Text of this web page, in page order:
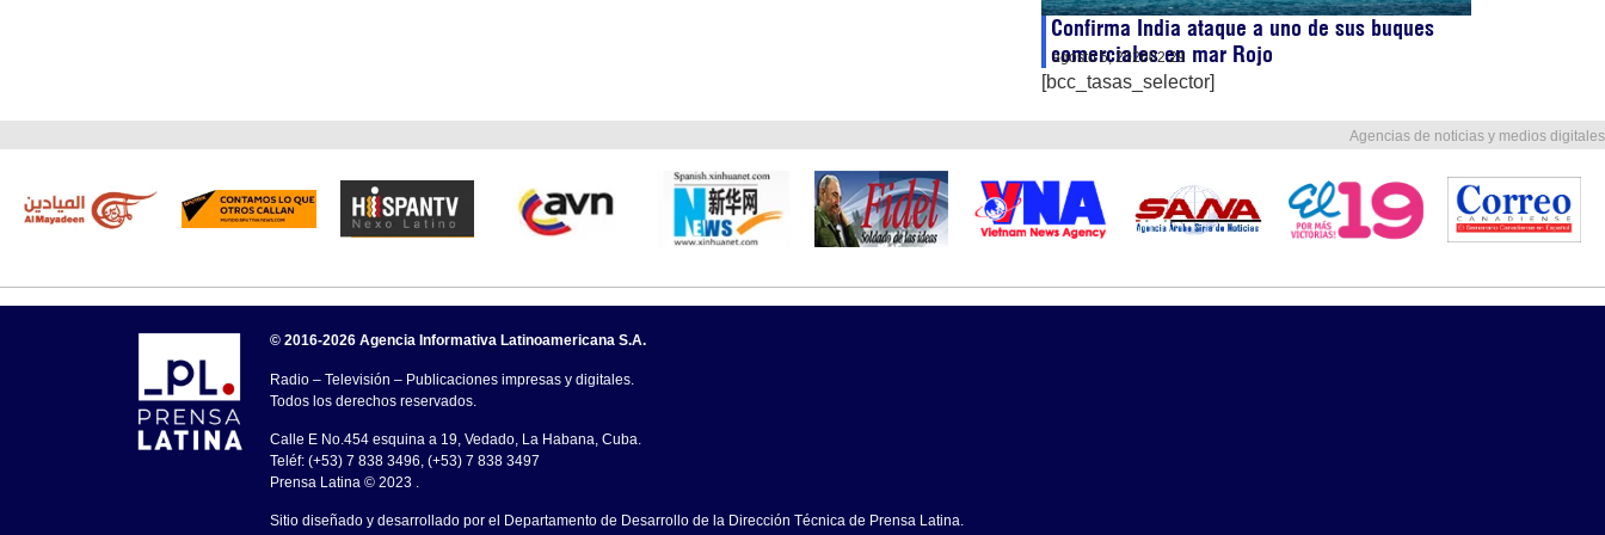
Confirma India ataque a uno de sus buques
comerciales en mar Rojo
agosto 5, 202602:29
[bcc_tasas_selector]
Agencias de noticias y medios digitales
© 2016-2026 Agencia Informativa Latinoamericana S.A.
Radio – Televisión – Publicaciones impresas y digitales.
Todos los derechos reservados.
Calle E No.454 esquina a 19, Vedado, La Habana, Cuba.
Teléf: (+53) 7 838 3496, (+53) 7 838 3497
Prensa Latina © 2023 .
Sitio diseñado y desarrollado por el Departamento de Desarrollo de la Dirección Técnica de Prensa Latina.